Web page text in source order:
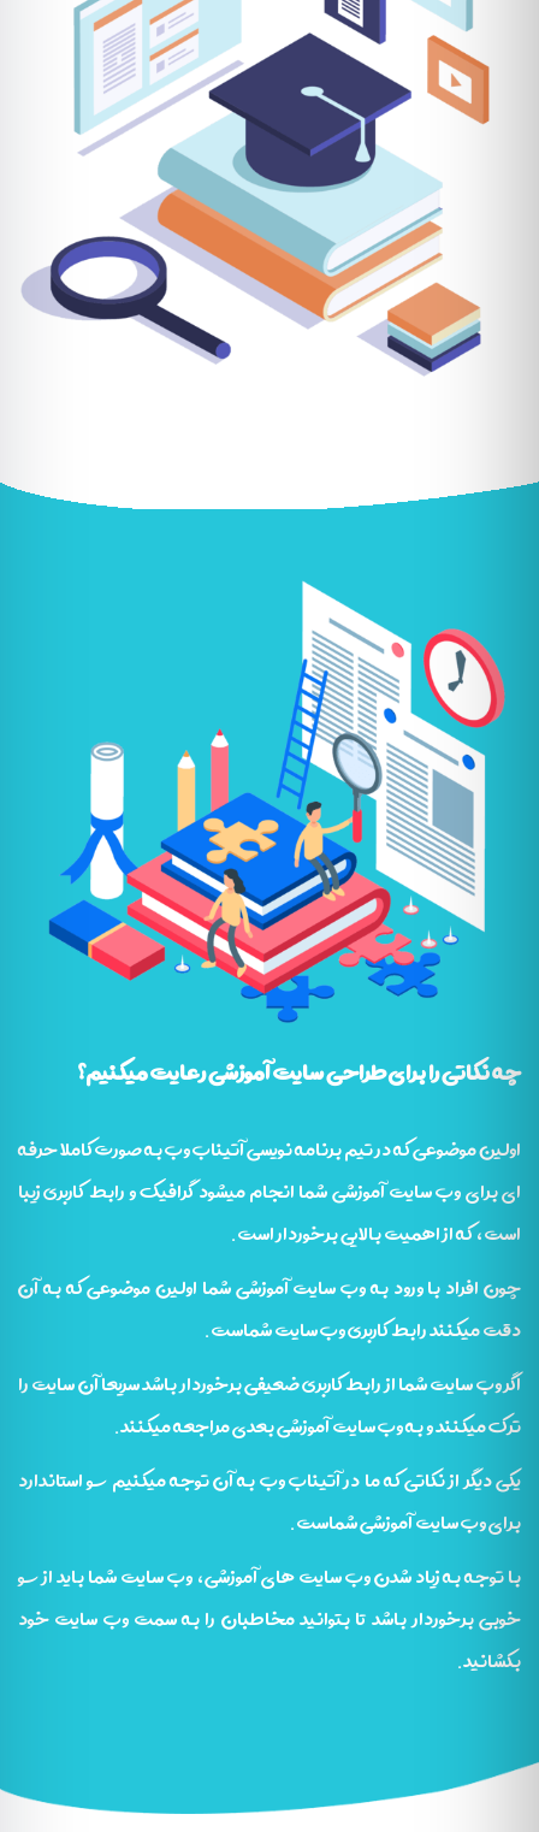
چه نکاتی را برای طراحی سایت آموزشی رعایت میکنیم؟
اولین موضوعی که در تیم برنامه نویسی آتیناب وب به صورت کاملا حرفه
ای برای وب سایت آموزشی شما انجام میشود گرافیک و رابط کاربری زیبا
است، که از اهمیت بالایی برخوردار است.
چون افراد با ورود به وب سایت آموزشی شما اولین موضوعی که به آن
دقت میکنند رابط کاربری وب سایت شماست.
اگر وب سایت شما از رابط کاربری ضعیفی برخوردار باشد سریعا آن سایت را
ترک میکنند و به وب سایت آموزشی بعدی مراجعه میکنند.
یکی دیگر از نکاتی که ما در آتیناب وب به آن توجه میکنیم سئو استاندارد
برای وب سایت آموزشی شماست.
با توجه به زیاد شدن وب سایت های آموزشی، وب سایت شما باید از سئو
خوبی برخوردار باشد تا بتوانید مخاطبان را به سمت وب سایت خود
بکشانید.